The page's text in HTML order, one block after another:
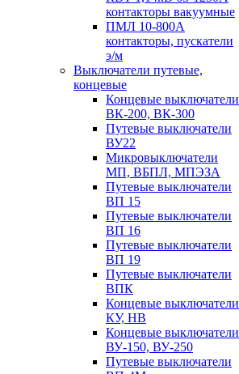
контакторы вакуумные
ПМЛ 10-800А
контакторы, пускатели
э/м
Выключатели путевые,
концевые
Концевые выключатели
ВК-200, ВК-300
Путевые выключатели
ВУ22
Микровыключатели
МП, ВБПЛ, МПЭЗА
Путевые выключатели
ВП 15
Путевые выключатели
ВП 16
Путевые выключатели
ВП 19
Путевые выключатели
ВПК
Концевые выключатели
КУ, НВ
Концевые выключатели
ВУ-150, ВУ-250
Путевые выключатели